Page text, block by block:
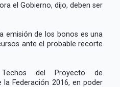
el Gobierno, dijo, deben ser
emisión de los bonos es una
ante el probable recorte
del Proyecto de
la Federación 2016, en poder